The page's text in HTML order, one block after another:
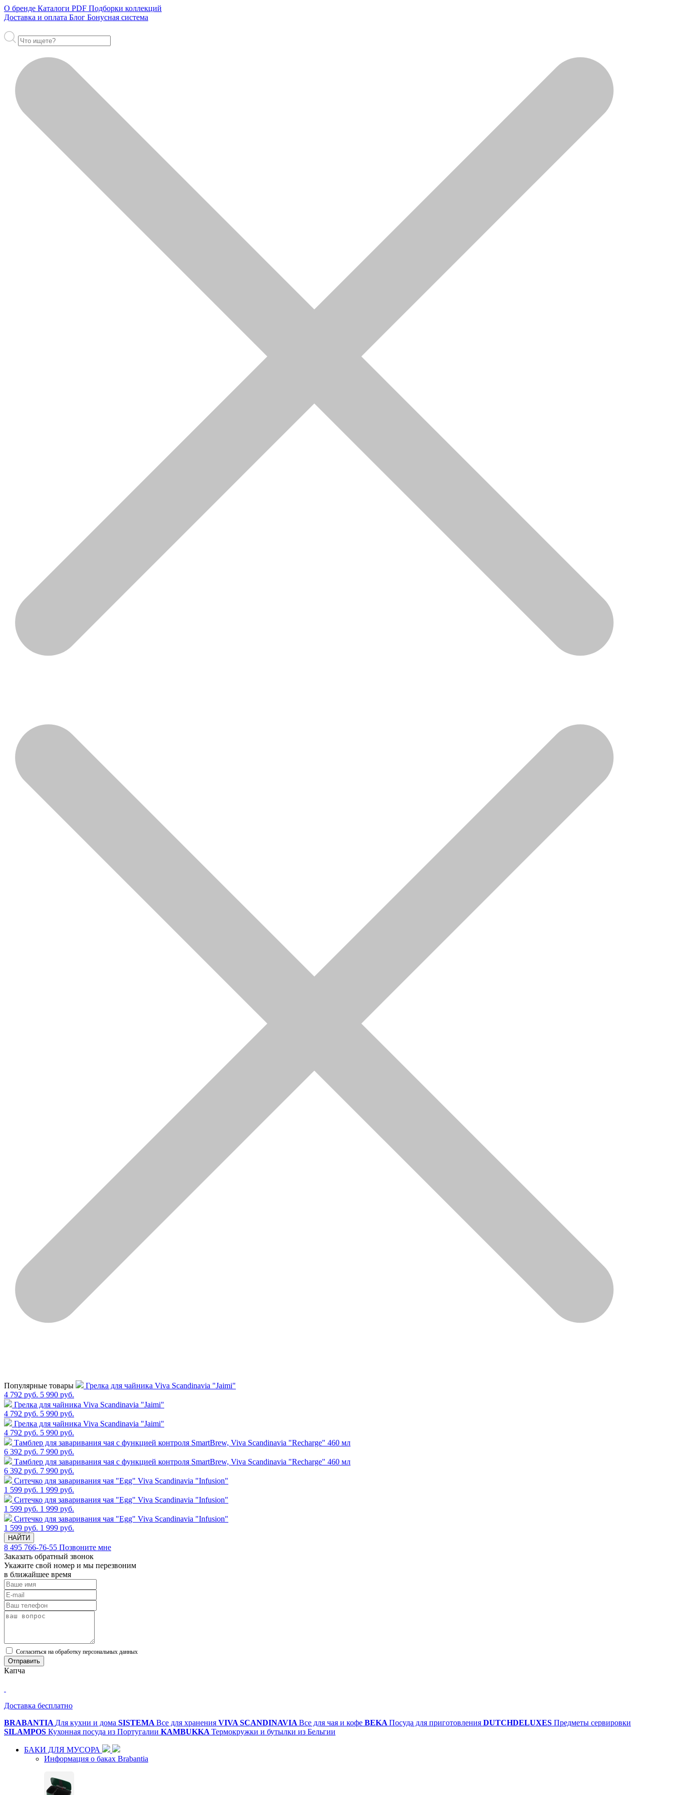
О бренде Каталоги PDF Подборки коллекций
Доставка и оплата Блог Бонусная система
Популярные товары
Грелка для чайника Viva Scandinavia "Jaimi"
4 792 руб. 5 990 руб.
Грелка для чайника Viva Scandinavia "Jaimi"
4 792 руб. 5 990 руб.
Грелка для чайника Viva Scandinavia "Jaimi"
4 792 руб. 5 990 руб.
Тамблер для заваривания чая с функцией контроля SmartBrew, Viva Scandinavia "Recharge" 460 мл
6 392 руб. 7 990 руб.
Тамблер для заваривания чая с функцией контроля SmartBrew, Viva Scandinavia "Recharge" 460 мл
6 392 руб. 7 990 руб.
Cитечко для заваривания чая "Egg" Viva Scandinavia "Infusion"
1 599 руб. 1 999 руб.
Cитечко для заваривания чая "Egg" Viva Scandinavia "Infusion"
1 599 руб. 1 999 руб.
Cитечко для заваривания чая "Egg" Viva Scandinavia "Infusion"
1 599 руб. 1 999 руб.
НАЙТИ
8 495 766-76-55 Позвоните мне
Заказать обратный звонок
Укажите свой номер и мы перезвоним
в ближайшее время
Cогласиться на обработку персональных данных
Отправить
Капча
Доставка бесплатно
BRABANTIA Для кухни и дома SISTEMA Все для хранения VIVA SCANDINAVIA Все для чая и кофе BEKA Посуда для приготовления DUTCHDELUXES Предметы сервировки
SILAMPOS Кухонная посуда из Португалии KAMBUKKA Термокружки и бутылки из Бельгии
БАКИ ДЛЯ МУСОРА
Информация о баках Brabantia